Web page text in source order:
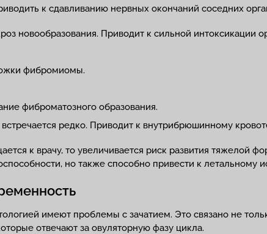
к сдавливанию нервных окончаний соседних
новообразования. Приводит к сильной интоксикации
фибромиомы.
фиброматозного образования.
редко. Приводит к внутрибрюшинному
к врачу, то увеличивается риск развития тяжелой
но также способно привести к летальному
имеют проблемы с зачатием. Это связано не
отвечают за овуляторную фазу цикла.